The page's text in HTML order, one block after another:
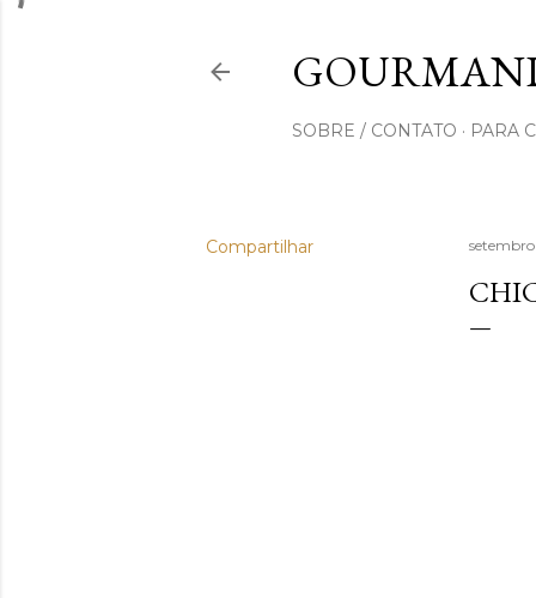
SOBRE / CONTATO PARA
Compartilhar